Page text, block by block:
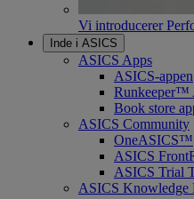
Vi introducerer
Inde i ASICS
ASICS Apps
ASICS-appen
Runkeeper™
Book store
ASICS Community
OneASICS™
ASICS
ASICS Trial
ASICS Knowledge